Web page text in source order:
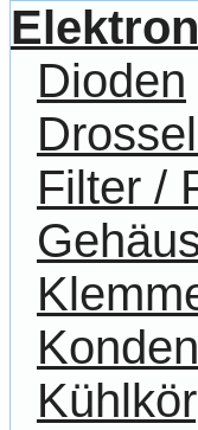
Dioden
Filter /